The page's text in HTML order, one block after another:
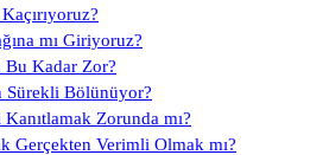
mı Giriyoruz?
Kadar Zor?
Sürekli Bölünüyor?
Zorunda mı?
Gerçekten Verimli Olmak mı?